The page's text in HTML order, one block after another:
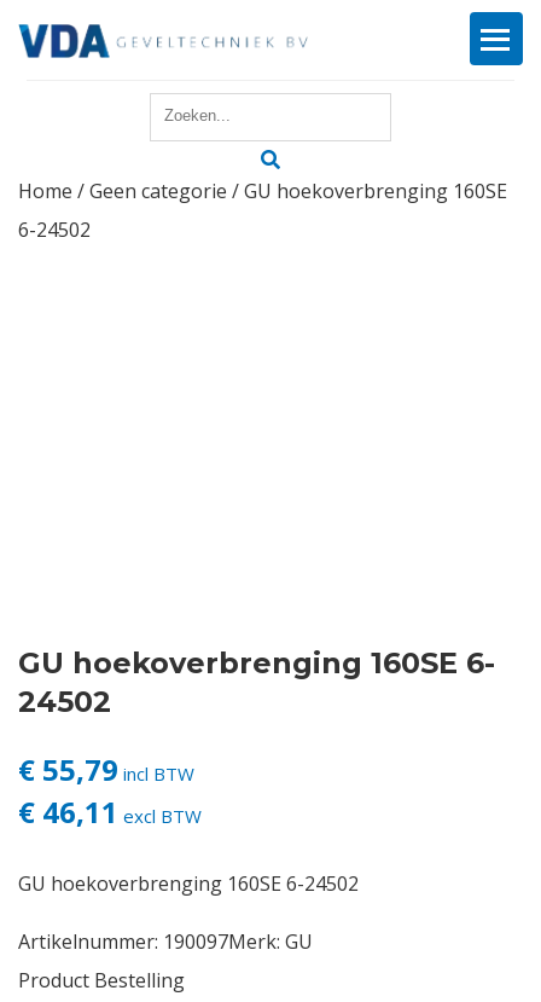
Reparatie
Login
Home /Geen categorie / GU hoekoverbrenging 160SE
6-24502
GU hoekoverbrenging 160SE 6-
24502
€ 55,79 incl BTW
€ 46,11 excl BTW
GU hoekoverbrenging 160SE 6-24502
Artikelnummer: 190097Merk: GU
Product Bestelling